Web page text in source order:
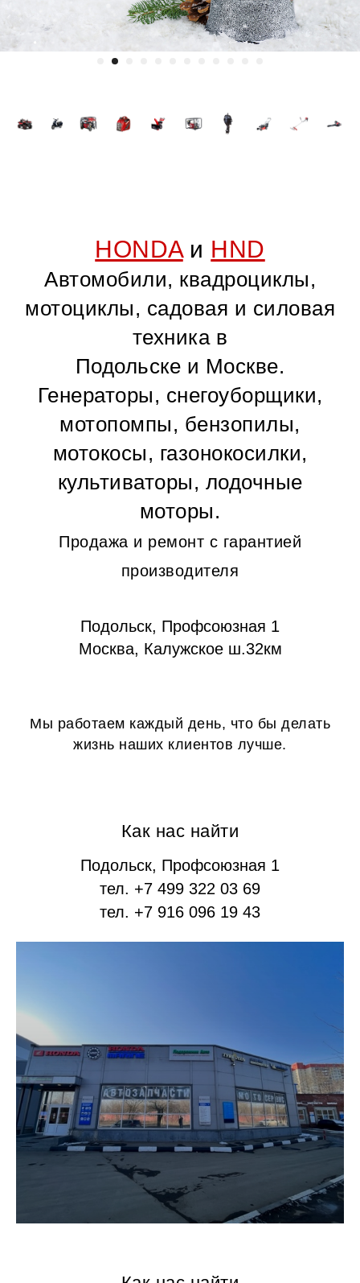
HONDAи HND
Автомобили, квадроциклы,
мотоциклы, садовая и силовая
техника в
Подольске и Москве.
Генераторы, снегоуборщики,
мотопомпы, бензопилы,
мотокосы, газонокосилки,
культиваторы, лодочные
моторы.
Продажа и ремонт с гарантией
производителя
Подольск, Профсоюзная 1
Москва, Калужское ш.32км
Мы работаем каждый день, что бы делать
жизнь наших клиентов лучше.
Как нас найти
Подольск, Профсоюзная 1
тел. +7 499 322 03 69
тел. +7 916 096 19 43